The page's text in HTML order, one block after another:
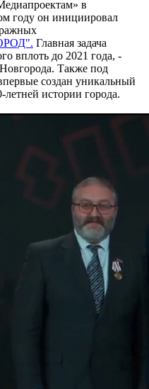
в
году он инициировал
Главная задача
вплоть до 2021 года, -
Также под
создан уникальный
истории города.